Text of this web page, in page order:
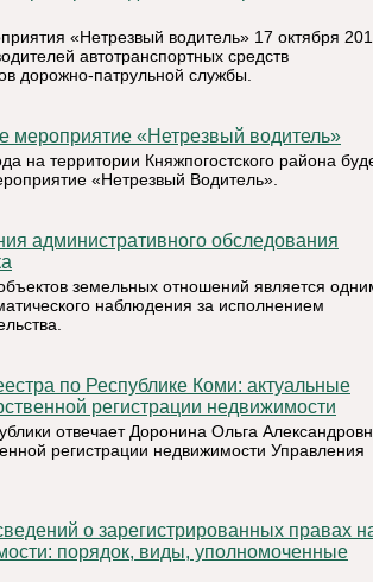
«Нетрезвый водитель» 17 октября
автотранспортных средств
дорожно-патрульной службы.
мероприятие «Нетрезвый водитель»
на территории Княжпогостского района
«Нетрезвый Водитель».
земельных отношений является
наблюдения за исполнением
регистрации недвижимости
отвечает Доронина Ольга
регистрации недвижимости Управления
порядок, виды, уполномоченные